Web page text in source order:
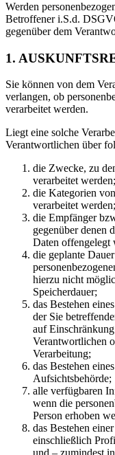
Werden
Betroffener i.S.d.
gegenüber dem
1.
Sie können von dem
verlangen, ob
verarbeitet werden.
Liegt eine solche
Verantwortlichen über
die Zwecke, zu
verarbeitet werden;
die Kategorien
verarbeitet werden;
die Empfänger
gegenüber denen
Daten offengelegt
die geplante
hierzu nicht
Speicherdauer;
das Bestehen
der Sie
auf
Verantwortlichen
Verarbeitung;
das Bestehen
Aufsichtsbehörde;
alle verfügbaren
wenn die
Person erhoben
das Bestehen
einschließlich